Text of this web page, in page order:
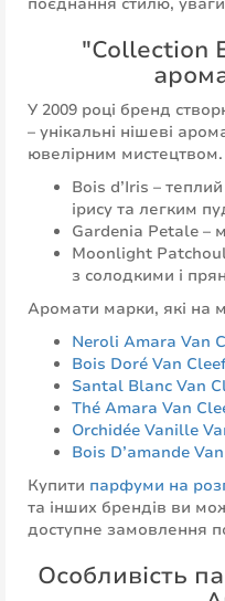
"Collection
У 2009 році бренд
– унікальні нішеві
ювелірним мистецтвом.
Bois d’Iris –
ірису та легким
Gardenia Petale –
Moonlight
з солодкими і
Аромати марки, які на
Neroli Amara Van
Bois Doré Van
Santal Blanc Van
Thé Amara Van
Orchidée Vanille
Bois D’amande
Купити парфуми на
та інших брендів ви
доступне замовлення
Особливість